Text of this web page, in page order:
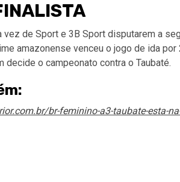
vez de Sport e 3B Sport disputarem a
amazonense venceu o jogo de ida
decide o campeonato contra o Taubaté.
br-feminino-a3-taubate-esta-